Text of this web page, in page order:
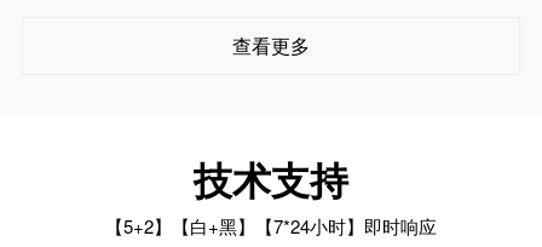
查看更多
技术支持
【5+2】【白+黑】【7*24小时】即时响应